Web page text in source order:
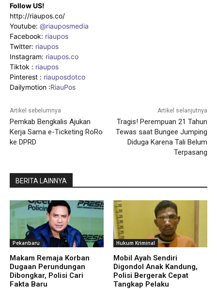
Follow US!
http://riaupos.co/
Youtube: @riauposmedia
Facebook: riaupos
Twitter: riaupos
Instagram: riaupos.co
Tiktok : riaupos
Pinterest : riauposdotco
Dailymotion :RiauPos
Artikel sebelumnya
Pemkab Bengkalis Ajukan
Kerja Sama e-Ticketing RoRo
ke DPRD
Artikel selanjutnya
Tragis! Perempuan 21 Tahun
Tewas saat Bungee Jumping
Diduga Karena Tali Belum
Terpasang
BERITA LAINNYA
Pekanbaru
Makam Remaja Korban
Dugaan Perundungan
Dibongkar, Polisi Cari
Fakta Baru
Hukum Kriminal
Mobil Ayah Sendiri
Digondol Anak Kandung,
Polisi Bergerak Cepat
Tangkap Pelaku